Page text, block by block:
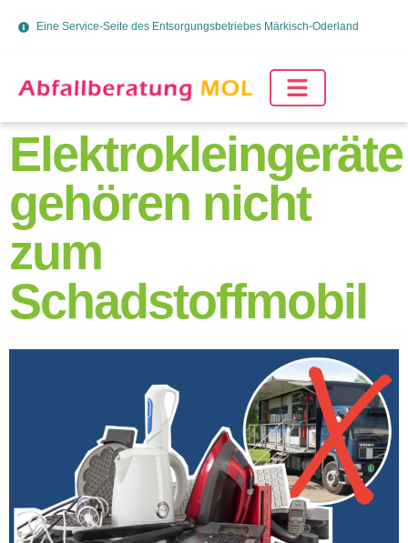
Eine Service-Seite des Entsorgungsbetriebes Märkisch-Oderland
Elektrokleingeräte
gehören nicht
zum
Schadstoffmobil